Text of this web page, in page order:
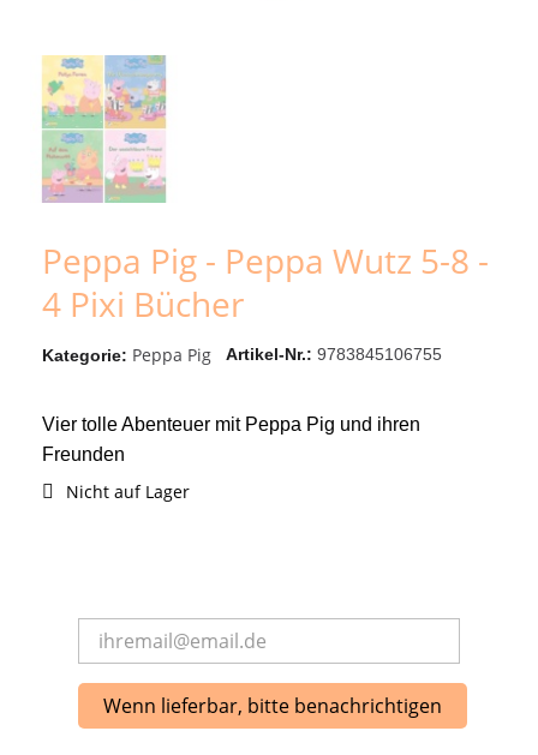
Peppa Pig - Peppa Wutz 5-8 -
4 Pixi Bücher
Kategorie Peppa Pig Artikel-Nr. 9783845106755
Vier tolle Abenteuer mit Peppa Pig und ihren
Freunden
Nicht auf Lager
Wenn lieferbar, bitte benachrichtigen